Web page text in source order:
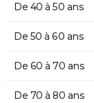
De 40 à 50 ans
De 50 à 60 ans
De 60 à 70 ans
De 70 à 80 ans